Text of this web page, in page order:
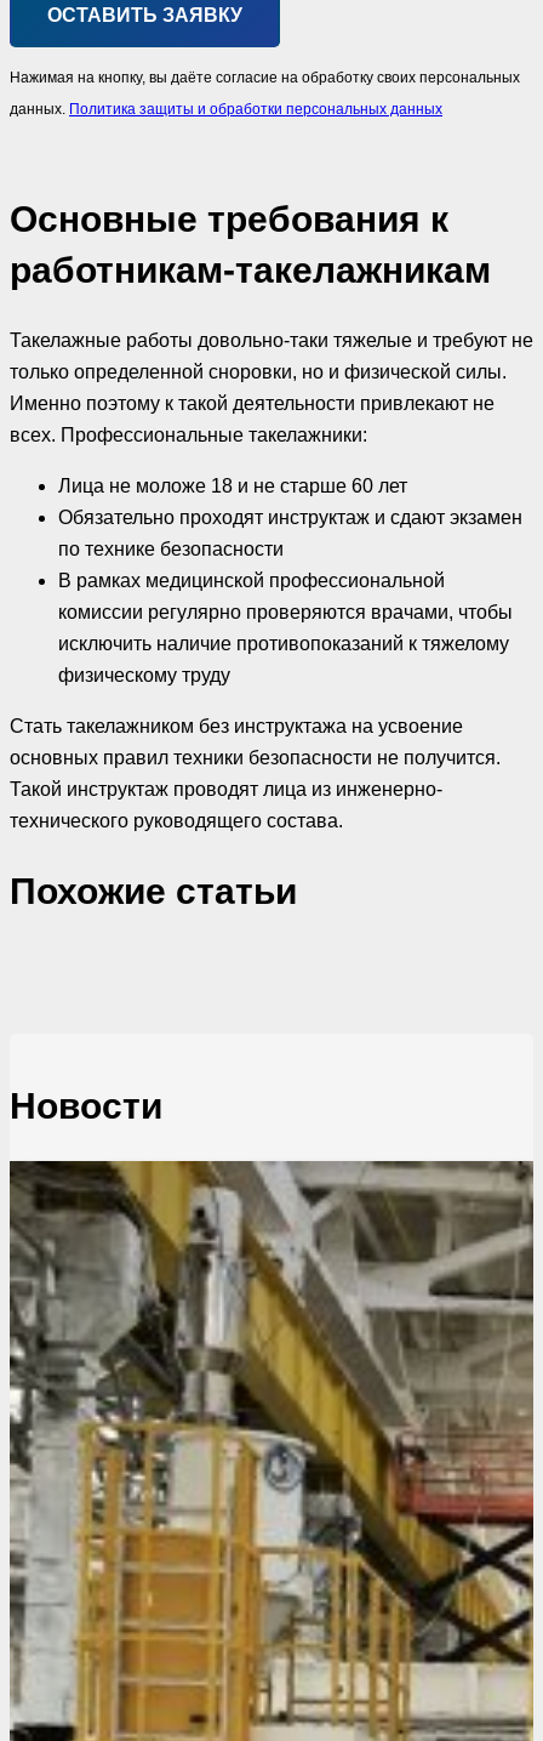
Нажимая на кнопку, вы даёте согласие на обработку своих персональных
данных. Политика защиты и обработки персональных данных
Основные требования к
работникам-такелажникам
Такелажные работы довольно-таки тяжелые и требуют не
только определенной сноровки, но и физической силы.
Именно поэтому к такой деятельности привлекают не
всех. Профессиональные такелажники:
Лица не моложе 18 и не старше 60 лет
Обязательно проходят инструктаж и сдают экзамен
по технике безопасности
В рамках медицинской профессиональной
комиссии регулярно проверяются врачами, чтобы
исключить наличие противопоказаний к тяжелому
физическому труду
Стать такелажником без инструктажа на усвоение
основных правил техники безопасности не получится.
Такой инструктаж проводят лица из инженерно-
технического руководящего состава.
Похожие cтатьи
Новости